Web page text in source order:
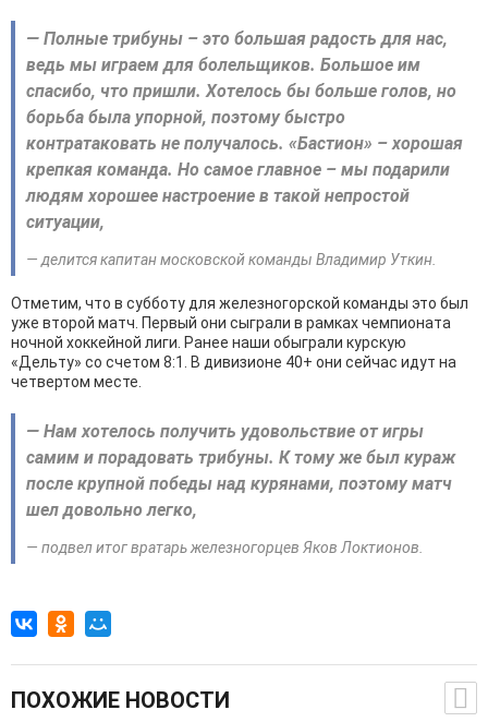
— Полные трибуны – это большая радость для нас,
ведь мы играем для болельщиков. Большое им
спасибо, что пришли. Хотелось бы больше голов, но
борьба была упорной, поэтому быстро
контратаковать не получалось. «Бастион» – хорошая
крепкая команда. Но самое главное – мы подарили
людям хорошее настроение в такой непростой
ситуации,
— делится капитан московской команды Владимир Уткин.
Отметим, что в субботу для железногорской команды это был
уже второй матч. Первый они сыграли в рамках чемпионата
ночной хоккейной лиги. Ранее наши обыграли курскую
«Дельту» со счетом 8:1. В дивизионе 40+ они сейчас идут на
четвертом месте.
— Нам хотелось получить удовольствие от игры
самим и порадовать трибуны. К тому же был кураж
после крупной победы над курянами, поэтому матч
шел довольно легко,
— подвел итог вратарь железногорцев Яков Локтионов.
ПОХОЖИЕ НОВОСТИ